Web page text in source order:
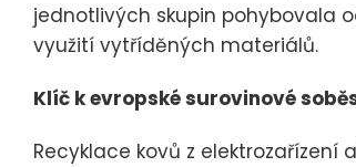
jednotlivých skupin pohybovala
využití vytříděných materiálů.
Klíč k evropské surovinové
Recyklace kovů z elektrozařízení